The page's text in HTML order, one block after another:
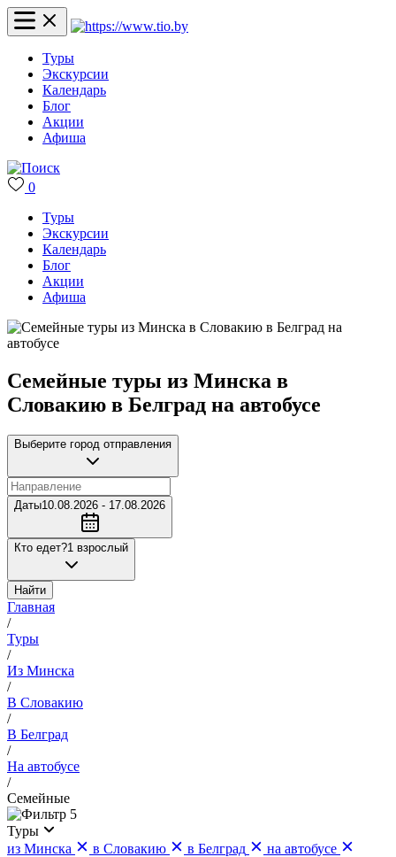
Туры
Экскурсии
Календарь
Блог
Акции
Афиша
0
Туры
Экскурсии
Календарь
Блог
Акции
Афиша
Семейные туры из Минска в
Словакию в Белград на автобусе
Выберите город отправления
Даты10.08.2026 - 17.08.2026
Кто едет?1 взрослый
Найти
Главная
/
Туры
/
Из Минска
/
В Словакию
/
В Белград
/
На автобусе
/
Семейные
5
Туры
из Минска
в Словакию в Белград
на автобусе